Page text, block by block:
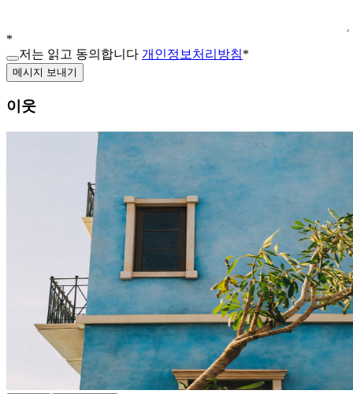
*
저는 읽고 동의합니다 개인정보처리방침*
메시지 보내기
이웃